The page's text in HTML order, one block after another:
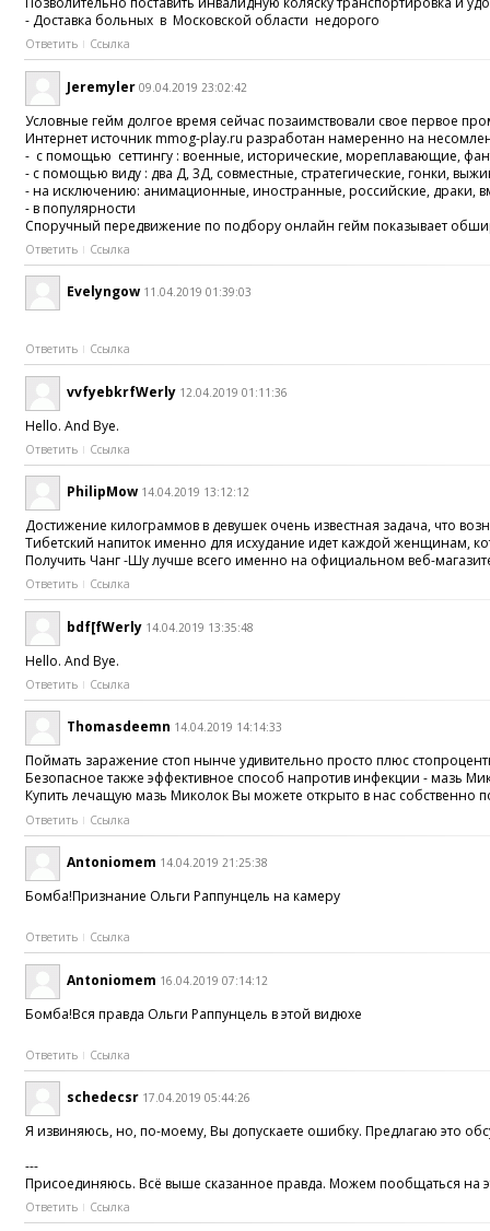
- Доставка больных в Московской области недорого
Ответить Ссылка
Jeremyler 09.04.2019 23:02:42
Условные гейм долгое время сейчас позаимствовали свое первое
Интернет источник mmog-play.ru разработан намеренно на
- с помощью сеттингу : военные, исторические, мореплавающие,
- с помощью виду : два Д, 3Д, совместные, стратегические, гонки,
- на исключению: анимационные, иностранные, российские, драки,
- в популярности
Споручный передвижение по подбору онлайн гейм показывает
Ответить Ссылка
Evelyngow 11.04.2019 01:39:03
Ответить Ссылка
vvfyebkrfWerly 12.04.2019 01:11:36
Hello. And Bye.
Ответить Ссылка
PhilipMow 14.04.2019 13:12:12
Достижение килограммов в девушек очень известная задача, что
Тибетский напиток именно для исхудание идет каждой женщинам,
Получить Чанг -Шу лучше всего именно на официальном веб-
Ответить Ссылка
bdf[fWerly 14.04.2019 13:35:48
Hello. And Bye.
Ответить Ссылка
Thomasdeemn 14.04.2019 14:14:33
Поймать заражение стоп нынче удивительно просто плюс
Безопасное также эффективное способ напротив инфекции - мазь
Купить лечащую мазь Миколок Вы можете открыто в нас собственно
Ответить Ссылка
Antoniomem 14.04.2019 21:25:38
Бомба!Признание Ольги Раппунцель на камеру
Ответить Ссылка
Antoniomem 16.04.2019 07:14:12
Бомба!Вся правда Ольги Раппунцель в этой видюхе
Ответить Ссылка
schedecsr 17.04.2019 05:44:26
Я извиняюсь, но, по-моему, Вы допускаете ошибку. Предлагаю это
---
Присоединяюсь. Всё выше сказанное правда. Можем пообщаться на
Ответить Ссылка